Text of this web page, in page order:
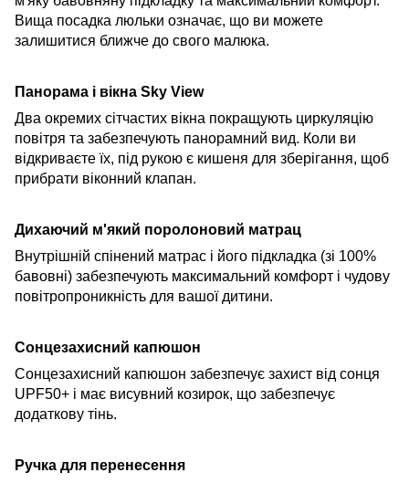
Вища посадка люльки означає, що ви можете
залишитися ближче до свого малюка.
Панорама і вікна Sky View
Два окремих сітчастих вікна покращують циркуляцію
повітря та забезпечують панорамний вид. Коли ви
відкриваєте їх, під рукою є кишеня для зберігання, щоб
прибрати віконний клапан.
Дихаючий м'який поролоновий матрац
Внутрішній спінений матрас і його підкладка (зі 100%
бавовні) забезпечують максимальний комфорт і чудову
повітропроникність для вашої дитини.
Сонцезахисний капюшон
Сонцезахисний капюшон забезпечує захист від сонця
UPF50+ і має висувний козирок, що забезпечує
додаткову тінь.
Ручка для перенесення